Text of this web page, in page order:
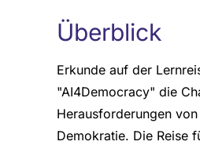
Überblick
Erkunde auf der
"AI4Democracy" die
Herausforderungen
Demokratie. Die Reise